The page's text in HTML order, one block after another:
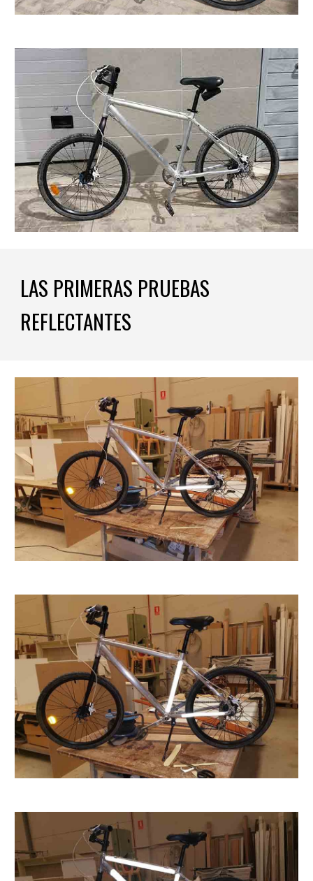
LAS PRIMERAS PRUEBAS
REFLECTANTES